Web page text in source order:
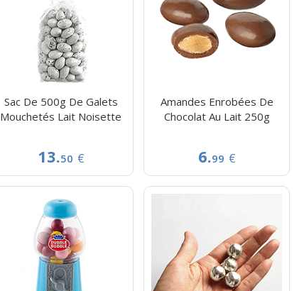
Sac De 500g De Galets
Mouchetés Lait Noisette
13.50 €
Amandes Enrobées De
Chocolat Au Lait 250g
6.99 €